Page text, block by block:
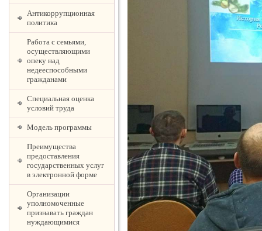
Антикоррупционная
политика
Работа с семьями,
осуществляющими
опеку над
недееспособными
гражданами
Специальная оценка
условий труда
Модель программы
Преимущества
предоставления
государственных услуг
в электронной форме
Организации
уполномоченные
признавать граждан
нуждающимися